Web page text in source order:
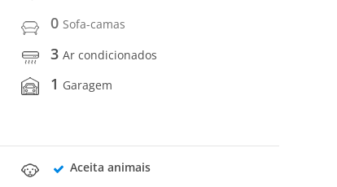
0 Sofa-camas
3Ar condicionados
1 Garagem
Aceita animais